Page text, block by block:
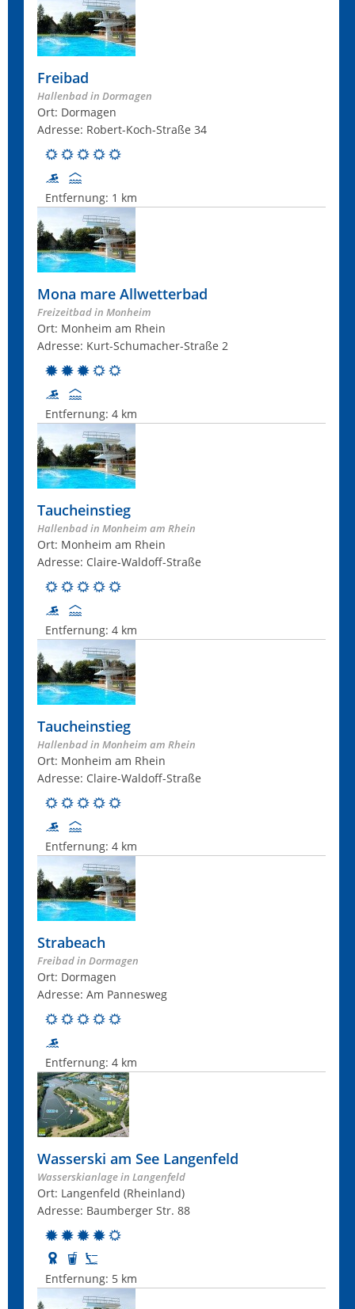
Freibad
Hallenbad in Dormagen
Ort: Dormagen
Adresse: Robert-Koch-Straße 34
Entfernung: 1 km
Mona mare Allwetterbad
Freizeitbad in Monheim
Ort: Monheim am Rhein
Adresse: Kurt-Schumacher-Straße 2
Entfernung: 4 km
Taucheinstieg
Hallenbad in Monheim am Rhein
Ort: Monheim am Rhein
Adresse: Claire-Waldoff-Straße
Entfernung: 4 km
Taucheinstieg
Hallenbad in Monheim am Rhein
Ort: Monheim am Rhein
Adresse: Claire-Waldoff-Straße
Entfernung: 4 km
Strabeach
Freibad in Dormagen
Ort: Dormagen
Adresse: Am Pannesweg
Entfernung: 4 km
Wasserski am See Langenfeld
Wasserskianlage in Langenfeld
Ort: Langenfeld (Rheinland)
Adresse: Baumberger Str. 88
Entfernung: 5 km